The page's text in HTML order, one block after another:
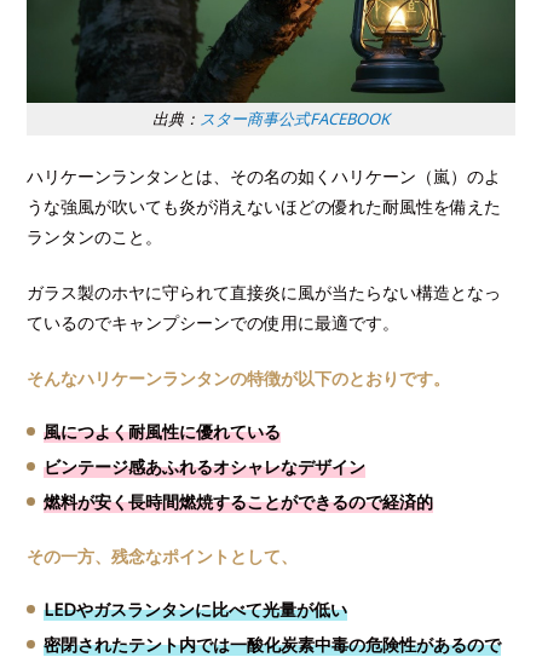
出典： スター商事公式FACEBOOK
ハリケーンランタンとは、その名の如くハリケーン（嵐）のよ
うな強風が吹いても炎が消えないほどの優れた耐風性を備えた
ランタンのこと。
ガラス製のホヤに守られて直接炎に風が当たらない構造となっ
ているのでキャンプシーンでの使用に最適です。
そんなハリケーンランタンの特徴が以下のとおりです。
風につよく耐風性に優れている
ビンテージ感あふれるオシャレなデザイン
燃料が安く長時間燃焼することができるので経済的
その一方、残念なポイントとして、
LEDやガスランタンに比べて光量が低い
密閉されたテント内では一酸化炭素中毒の危険性があるので